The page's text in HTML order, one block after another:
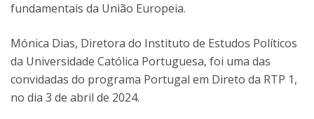
fundamentais da União Europeia.
Mónica Dias, Diretora do Instituto de Estudos Políticos
da Universidade Católica Portuguesa, foi uma das
convidadas do programa Portugal em Direto da RTP 1,
no dia 3 de abril de 2024.